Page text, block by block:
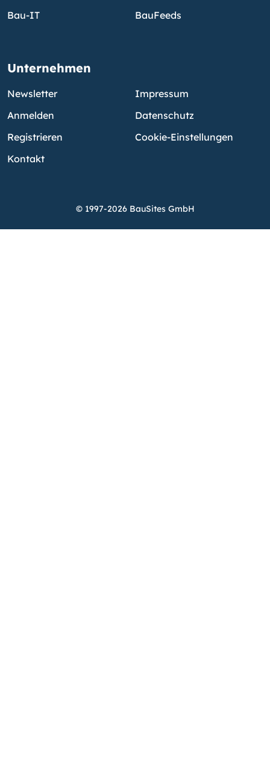
Bau-IT
BauFeeds
Unternehmen
Newsletter
Anmelden
Registrieren
Kontakt
Impressum
Datenschutz
Cookie-Einstellungen
© 1997-2026 BauSites GmbH